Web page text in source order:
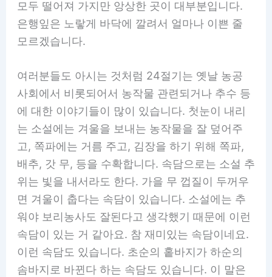
모두 떨어져 가지만 앙상한 곳이 대부분입니다.
은행잎은 노랗게 바닥에 깔려서 얼마나 이쁜 줄
모르겠습니다.
여러분들도 아시는 것처럼 24절기는 옛날 농공
사회에서 비롯되어서 농작물 관련되거나 추수 등
에 대한 이야기들이 많이 있습니다. 첫눈이 내리
는 소설에는 겨울을 보내는 농작물을 잘 덮어주
고, 쪽파에는 거름 주고, 김장을 하기 위해 쪽파,
배추, 갓 무, 등을 수확합니다. 속담으로는 소설 추
위는 빛을 내서라도 한다. 가을 무 껍질이 두꺼우
면 겨울이 춥다는 속담이 있습니다. 소설에는 추
워야 보리농사도 잘된다고 생각했기 때문에 이런
속담이 있는 거 같아요. 참 재미있는 속담이네요.
이런 속담도 있습니다. 초순의 홑바지가 하순의
솜바지로 바뀐다 하는 속담도 있습니다. 이 말은